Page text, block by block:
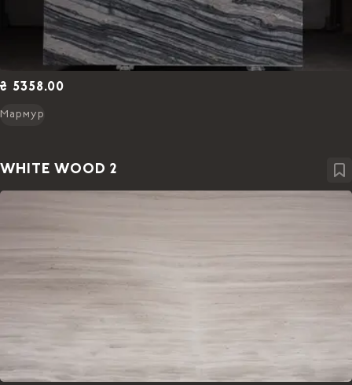
₴ 5358.00
Мармур
WHITE WOOD 2